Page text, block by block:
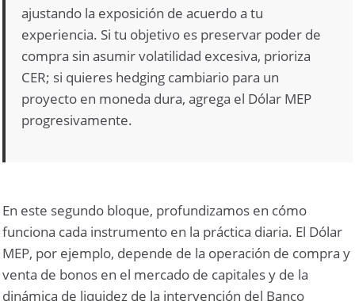
ajustando la exposición de acuerdo a tu
experiencia. Si tu objetivo es preservar poder de
compra sin asumir volatilidad excesiva, prioriza
CER; si quieres hedging cambiario para un
proyecto en moneda dura, agrega el Dólar MEP
progresivamente.
En este segundo bloque, profundizamos en cómo
funciona cada instrumento en la práctica diaria. El Dólar
MEP, por ejemplo, depende de la operación de compra y
venta de bonos en el mercado de capitales y de la
dinámica de liquidez de la intervención del Banco